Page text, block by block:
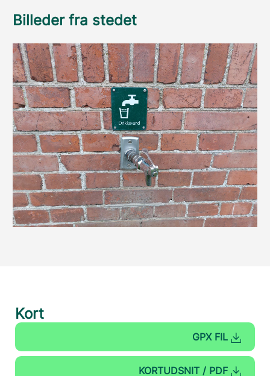
Billeder fra stedet
Kort
GPX FIL
KORTUDSNIT / PDF